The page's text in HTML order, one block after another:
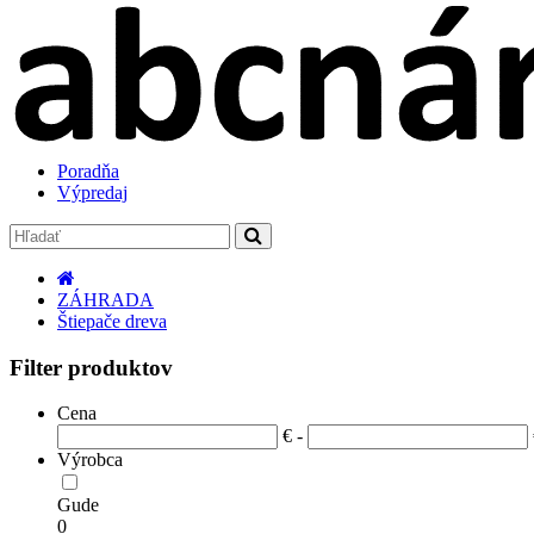
Poradňa
Výpredaj
ZÁHRADA
Štiepače dreva
Filter produktov
Cena
€ -
Výrobca
Gude
0